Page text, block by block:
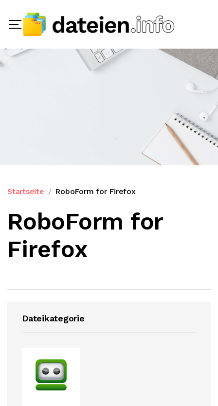
Startseite RoboForm for Firefox
RoboForm for
Firefox
Dateikategorie